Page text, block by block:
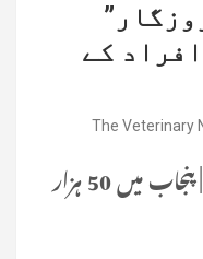
ہزار افراد کے
The Veterinary